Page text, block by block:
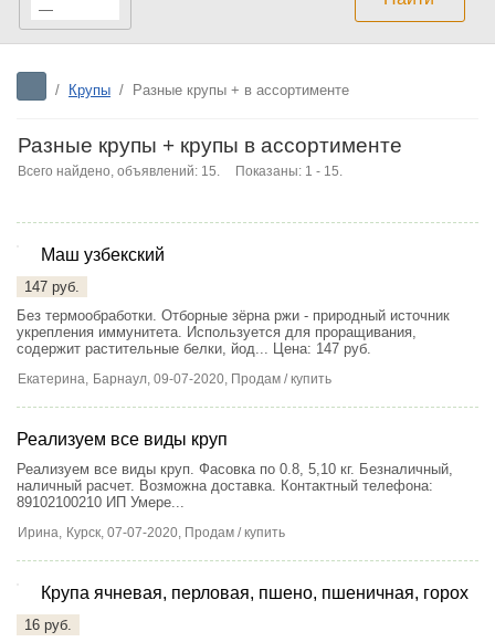
—
/ Крупы / Разные крупы + в ассортименте
Разные крупы + крупы в ассортименте
Всего найдено, объявлений: 15. Показаны: 1 - 15.
Маш узбекский
147 руб.
Без термообработки. Отборные зёрна ржи - природный источник
укрепления иммунитета. Используется для проращивания,
содержит растительные белки, йод... Цена: 147 руб.
Екатерина, Барнаул, 09-07-2020, Продам / купить
Реализуем все виды круп
Реализуем все виды круп. Фасовка по 0.8, 5,10 кг. Безналичный,
наличный расчет. Возможна доставка. Контактный телефона:
89102100210 ИП Умере...
Ирина, Курск, 07-07-2020, Продам / купить
Крупа ячневая, перловая, пшено, пшеничная, горох
16 руб.